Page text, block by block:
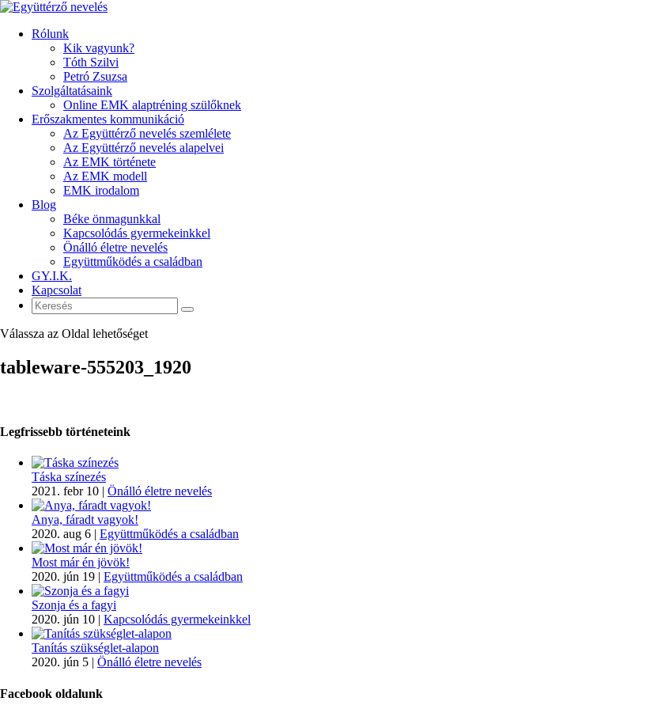
Rólunk
Kik vagyunk?
Tóth Szilvi
Petró Zsuzsa
Szolgáltatásaink
Online EMK alaptréning szülőknek
Erőszakmentes kommunikáció
Az Együttérző nevelés szemlélete
Az Együttérző nevelés alapelvei
Az EMK története
Az EMK modell
EMK irodalom
Blog
Béke önmagunkkal
Kapcsolódás gyermekeinkkel
Önálló életre nevelés
Együttműködés a családban
GY.I.K.
Kapcsolat
Válassza az Oldal lehetőséget
tableware-555203_1920
Legfrissebb történeteink
Táska színezés
2021. febr 10 | Önálló életre nevelés
Anya, fáradt vagyok!
2020. aug 6 | Együttműködés a családban
Most már én jövök!
2020. jún 19 | Együttműködés a családban
Szonja és a fagyi
2020. jún 10 | Kapcsolódás gyermekeinkkel
Tanítás szükséglet-alapon
2020. jún 5 | Önálló életre nevelés
Facebook oldalunk